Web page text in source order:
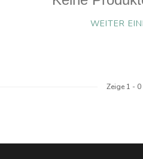
WEITER
Zeige 1 - 0